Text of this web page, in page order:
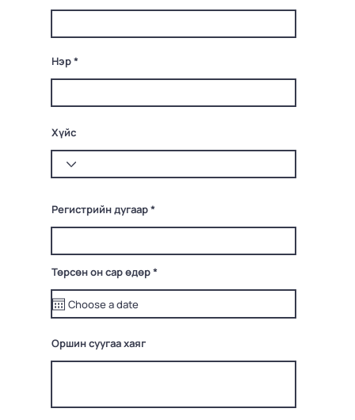
Нэр
Хүйс
Регистрийн дугаар
Төрсөн он сар өдөр*
q
r
Оршин суугаа хаяг